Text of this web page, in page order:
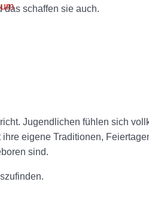
das schaffen sie auch.
Jugendlichen fühlen sich
eigene Traditionen,
sind.